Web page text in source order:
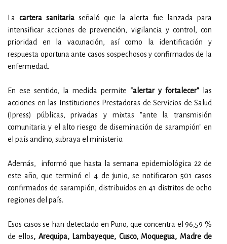
La cartera sanitaria señaló que la alerta fue lanzada para
intensificar acciones de prevención, vigilancia y control, con
prioridad en la vacunación, así como la identificación y
respuesta oportuna ante casos sospechosos y confirmados de la
enfermedad.
En ese sentido, la medida permite "alertar y fortalecer" las
acciones en las Instituciones Prestadoras de Servicios de Salud
(Ipress) públicas, privadas y mixtas "ante la transmisión
comunitaria y el alto riesgo de diseminación de sarampión" en
el país andino, subraya el ministerio.
Además, informó que hasta la semana epidemiológica 22 de
este año, que terminó el 4 de junio, se notificaron 501 casos
confirmados de sarampión, distribuidos en 41 distritos de ocho
regiones del país.
Esos casos se han detectado en Puno, que concentra el 96,59 %
de ellos, Arequipa, Lambayeque, Cusco, Moquegua, Madre de